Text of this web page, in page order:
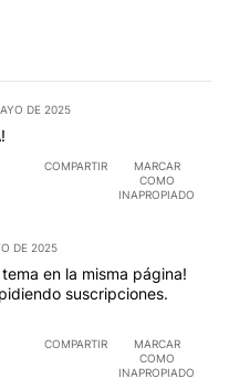
DE 2025
COMPARTIR
MARCAR
COMO
INAPROPIADO
DE 2025
en la misma página!
suscripciones.
COMPARTIR
MARCAR
COMO
INAPROPIADO